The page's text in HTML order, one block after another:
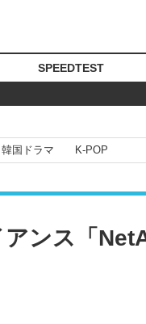
SPEEDTEST
韓国ドラマ K-POP
ンス「